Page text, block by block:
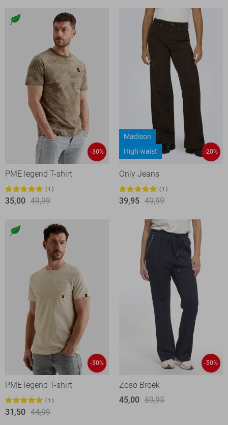
-30%
PME legend T-shirt
1
35,00 49,99
Madison
High waist
-20%
Only Jeans
1
39,95 49,99
-30%
PME legend T-shirt
1
31,50 44,99
-50%
Zoso Broek
45,00 89,95